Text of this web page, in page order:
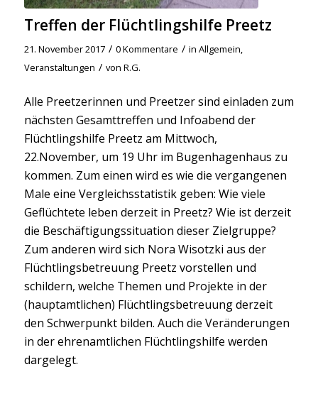
Treffen der Flüchtlingshilfe Preetz
21. November 2017 / 0 Kommentare / in Allgemein,
Veranstaltungen / von R.G.
Alle Preetzerinnen und Preetzer sind einladen zum
nächsten Gesamttreffen und Infoabend der
Flüchtlingshilfe Preetz am Mittwoch,
22.November, um 19 Uhr im Bugenhagenhaus zu
kommen. Zum einen wird es wie die vergangenen
Male eine Vergleichsstatistik geben: Wie viele
Geflüchtete leben derzeit in Preetz? Wie ist derzeit
die Beschäftigungssituation dieser Zielgruppe?
Zum anderen wird sich Nora Wisotzki aus der
Flüchtlingsbetreuung Preetz vorstellen und
schildern, welche Themen und Projekte in der
(hauptamtlichen) Flüchtlingsbetreuung derzeit
den Schwerpunkt bilden. Auch die Veränderungen
in der ehrenamtlichen Flüchtlingshilfe werden
dargelegt.